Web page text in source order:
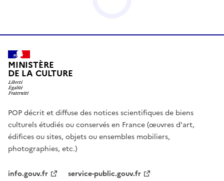
MINISTÈRE
DE LA CULTURE
POP décrit et diffuse des notices scientifiques de biens
culturels étudiés ou conservés en France (œuvres d'art,
édifices ou sites, objets ou ensembles mobiliers,
photographies, etc.)
info.gouv.fr service-public.gouv.fr